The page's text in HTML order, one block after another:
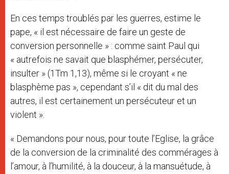
En ces temps troublés par les guerres, estime le
pape, « il est nécessaire de faire un geste de
conversion personnelle » : comme saint Paul qui
« autrefois ne savait que blasphémer, persécuter,
insulter » (1Tm 1,13), même si le croyant « ne
blasphème pas », cependant s’il « dit du mal des
autres, il est certainement un persécuteur et un
violent ».
« Demandons pour nous, pour toute l’Eglise, la grâce
de la conversion de la criminalité des commérages à
l’amour, à l’humilité, à la douceur, à la mansuétude, à